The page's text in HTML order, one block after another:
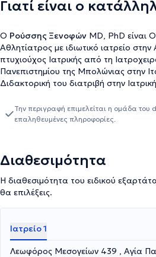
Γιατί είναι ο
Ο Ρούσσης Ξενοφών MD, PhD είναι
Αθλητίατρος με ιδιωτικό ιατρείο
πτυχιούχος Ιατρικής από τη
Πανεπιστημίου της Μπολώνιας στην
Διδακτορική του διατριβή στην
Αττικής ΚΑΤ και στο 1ο
Ακόμη, η ειδίκευσή του στη
Νοσοκομεία και Αθλητικούς
αντιμετωπίζει μεγάλο εύρος
διαθέτει πολύτιμη εργασιακή
αριθμό αθλητικών ομάδων
αξιοσημείωτο είναι ότι υπήρξε
Ολυμπιακούς Αγώνες της Αθήνας, της
Προολυμπιακούς της Αυστραλίας.
Την περιγραφή επιμελείται η ομάδα
επαληθευμένες πληροφορίες.
Διαθεσιμότητα
Η διαθεσιμότητα του ειδικού
θα επιλέξεις.
Ιατρείο 1
Λεωφόρος Μεσογείων 439 , Αγία